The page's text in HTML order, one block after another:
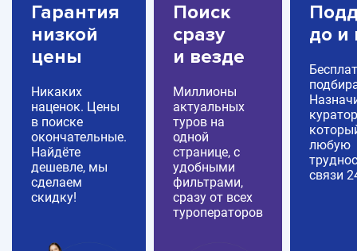
Гарантия
низкой
цены
Никаких
наценок. Цены
в поиске
окончательные.
Найдёте
дешевле, мы
сделаем
скидку!
Поиск
сразу
и везде
Миллионы
актуальных
туров на
одной
странице, с
удобными
фильтрами,
сразу от всех
туроператоров
до и
любую
связи